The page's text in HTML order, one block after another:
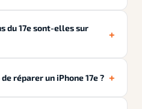
du 17e sont-elles sur
+
réparer un iPhone 17e ? +